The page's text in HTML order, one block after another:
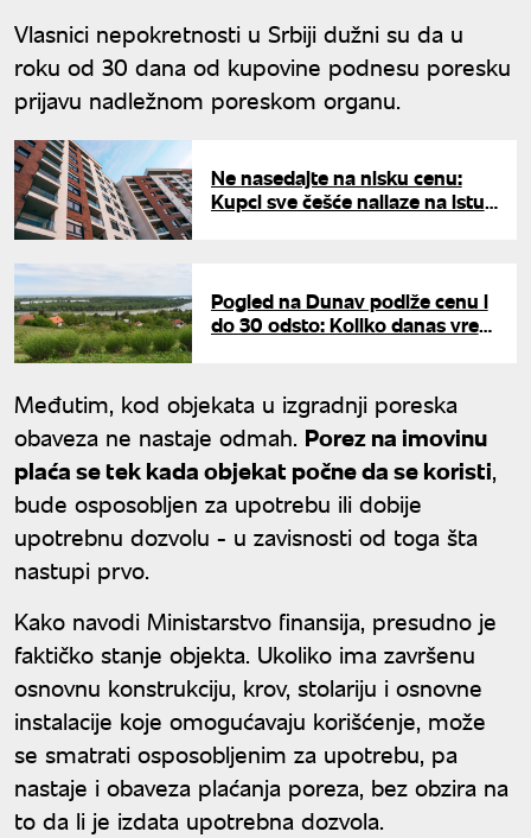
Vlasnici nepokretnosti u Srbiji dužni su da u
roku od 30 dana od kupovine podnesu poresku
prijavu nadležnom poreskom organu.
Ne nasedajte na nisku cenu:
Kupci sve češće nailaze na istu
Pogled na Dunav podiže cenu i
do 30 odsto: Koliko danas vredi
Međutim, kod objekata u izgradnji poreska
obaveza ne nastaje odmah. Porez na imovinu
plaća se tek kada objekat počne da se koristi,
bude osposobljen za upotrebu ili dobije
upotrebnu dozvolu - u zavisnosti od toga šta
nastupi prvo.
Kako navodi Ministarstvo finansija, presudno je
faktičko stanje objekta. Ukoliko ima završenu
osnovnu konstrukciju, krov, stolariju i osnovne
instalacije koje omogućavaju korišćenje, može
se smatrati osposobljenim za upotrebu, pa
nastaje i obaveza plaćanja poreza, bez obzira na
to da li je izdata upotrebna dozvola.